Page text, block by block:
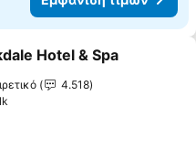
στα αγαπημένα
Hotel & Spa
4.518